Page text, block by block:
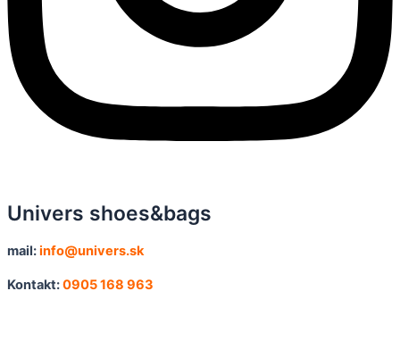
Univers shoes&bags
mail:info@univers.sk
Kontakt:0905168 963